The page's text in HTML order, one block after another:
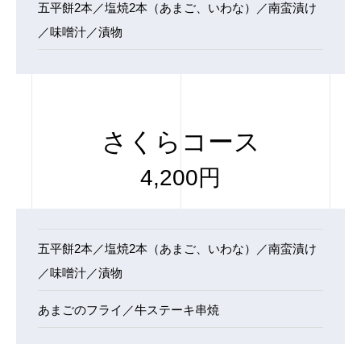
五平餅2本／塩焼2本（あまご、いわな）／南蛮漬け
／味噌汁／漬物
さくらコース
4,200円
五平餅2本／塩焼2本（あまご、いわな）／南蛮漬け
／味噌汁／漬物
あまごのフライ／牛ステーキ串焼